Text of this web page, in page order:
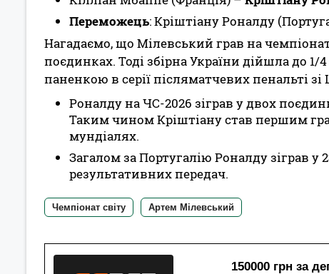
Переможець: Кріштіану Роналду
Нагадаємо, що Мілевський грав на
поєдинках. Тоді збірна України дійшла до
паненкою в серії післяматчевих пенальті
Роналду на ЧС-2026 зіграв у двох
Таким чином Кріштіану став першим
мундіалях.
Загалом за Португалію Роналду зіграв у
результативних передач.
Чемпіонат світу Артем Мілевський
150000 грн за